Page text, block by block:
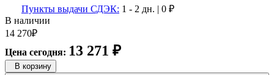
Пункты выдачи СДЭК: 1 - 2 дн. | 0 ₽
В наличии
14 270₽
Цена сегодня: 13 271 ₽
В корзину